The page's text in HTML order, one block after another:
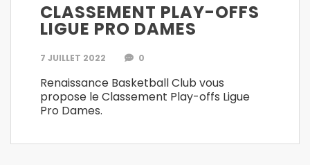
CLASSEMENT PLAY-OFFS
LIGUE PRO DAMES
7 JUILLET 2022 0
Renaissance Basketball Club vous
propose le Classement Play-offs Ligue
Pro Dames.